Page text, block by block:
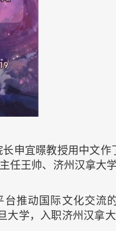
申宜暻教授用中文作
任王帅、济州汉拿大
推动国际文化交流
大学，入职济州汉拿